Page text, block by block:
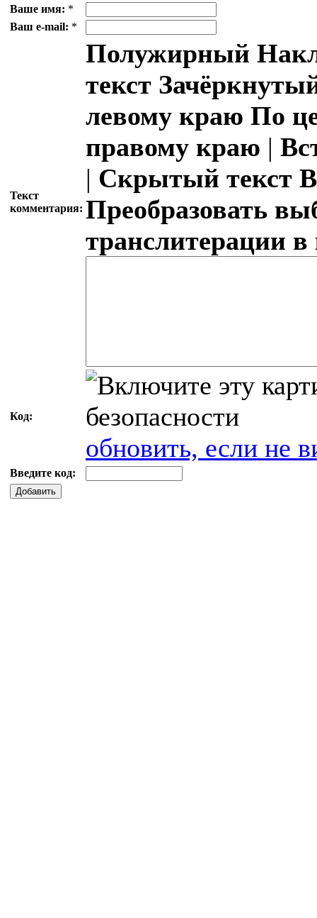
Ваше имя: *
Ваш e-mail: *
Текст
комментария:
Полужирный
текст
левому краю По
правому краю |
| Скрытый текст
Преобразовать
транслитерации
Код:
обновить, если не
Введите код:
Добавить